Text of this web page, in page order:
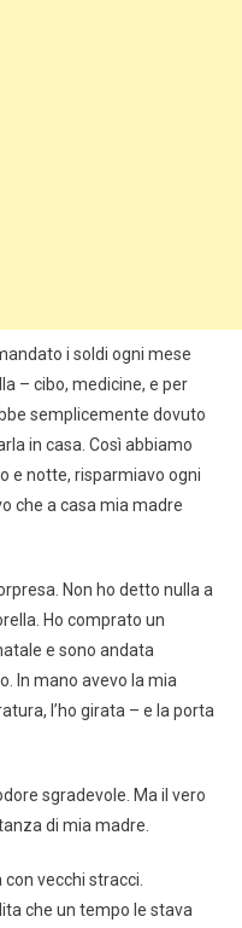
i soldi ogni mese
– cibo, medicine, e per
semplicemente dovuto
in casa. Così abbiamo
e notte, risparmiavo ogni
che a casa mia madre
Non ho detto nulla a
Ho comprato un
e sono andata
In mano avevo la mia
l’ho girata – e la porta
sgradevole. Ma il vero
di mia madre.
vecchi stracci.
che un tempo le stava